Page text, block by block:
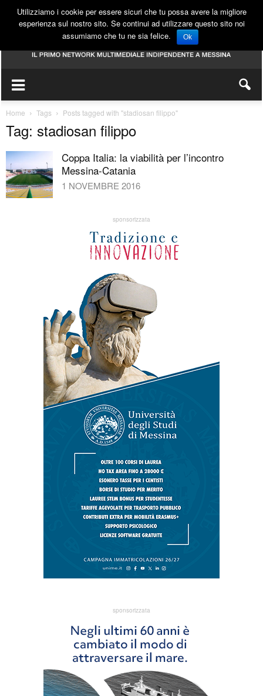
Home Tags Posts tagged with "stadiosan filippo"
Tag: stadiosan filippo
Coppa Italia: la viabilità per l’incontro
Messina-Catania
1 NOVEMBRE 2016
sponsorizzata
sponsorizzata
Utilizziamo i cookie per essere sicuri che tu possa avere la migliore
esperienza sul nostro sito. Se continui ad utilizzare questo sito noi
assumiamo che tu ne sia felice.
Ok